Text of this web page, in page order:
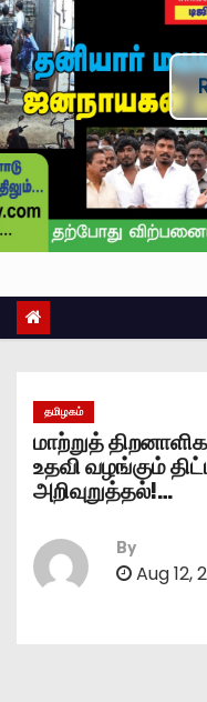
தமிழகம்
மாற்றுத்
உதவி வழங்கும்
அறிவுறுத்தல்!…
By
Aug 12,